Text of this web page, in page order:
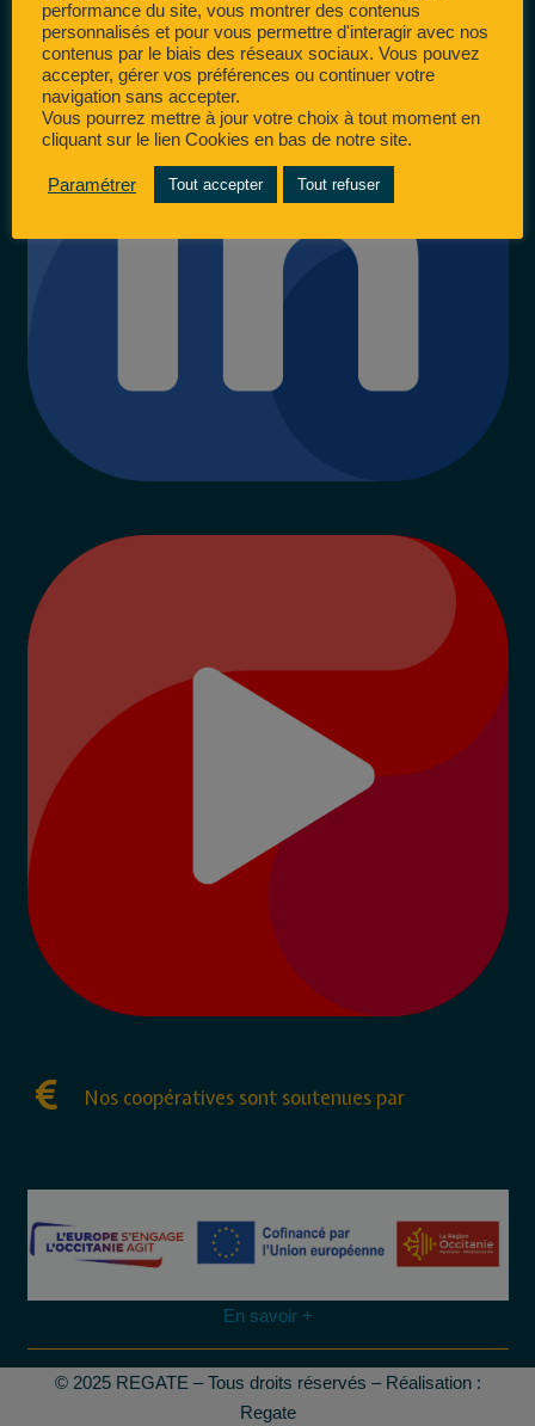
Nos coopératives sont soutenues par
En savoir +
© 2025 REGATE – Tous droits réservés – Réalisation :
Regate
performance du site, vous montrer des contenus
personnalisés et pour vous permettre d'interagir avec nos
contenus par le biais des réseaux sociaux. Vous pouvez
accepter, gérer vos préférences ou continuer votre
navigation sans accepter.
Vous pourrez mettre à jour votre choix à tout moment en
cliquant sur le lien Cookies en bas de notre site.
Paramétrer Tout accepter Tout refuser